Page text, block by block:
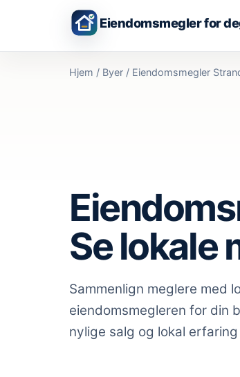
Eiendomsmegler for
Hjem / Byer / Eiendomsmegler
Se lokale
Sammenlign meglere med
eiendomsmegleren for din
nylige salg og lokal